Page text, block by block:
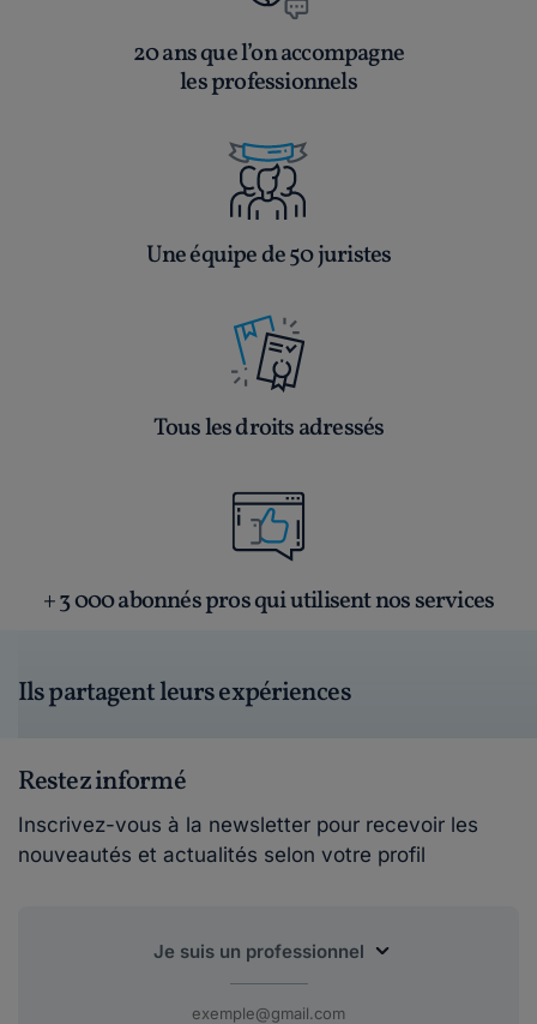
20 ans que l’on accompagne
les professionnels
Une équipe de 50 juristes
Tous les droits adressés
+ 3 000 abonnés pros qui utilisent nos services
Ils partagent leurs expériences
Restez informé
Inscrivez-vous à la newsletter pour recevoir les
nouveautés et actualités selon votre profil